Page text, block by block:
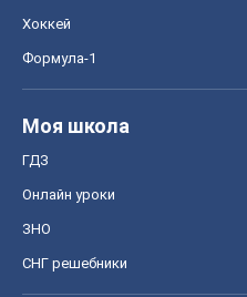
Хоккей
Формула-1
Моя школа
ГДЗ
Онлайн уроки
ЗНО
СНГ решебники